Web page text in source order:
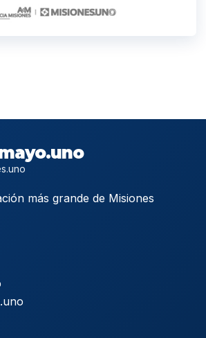
más grande de Misiones